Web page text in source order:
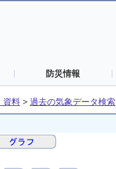
防災情報
資料 > 過去の気象データ検索